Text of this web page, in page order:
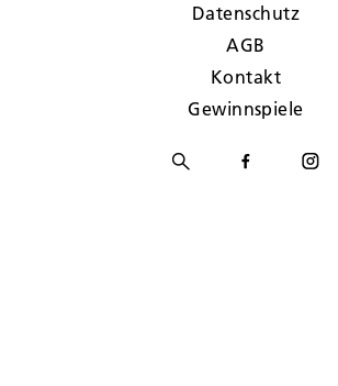
Datenschutz
AGB
Kontakt
Gewinnspiele